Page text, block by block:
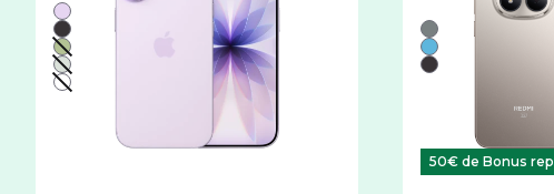
Liste de couleurs disponibles pour le APPLE iPhone 17 avec
Violet
Noir
Vert - indisponible
Brume - indisponible
Blanc - indisponible
Liste de
Gris
Bleu
Noir
50€ de Bonus